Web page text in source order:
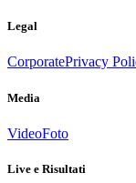
Legal
CorporatePrivacy
Media
VideoFoto
Live e Risultati